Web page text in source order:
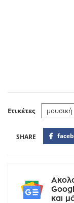
Ετικέτες μουσική
και